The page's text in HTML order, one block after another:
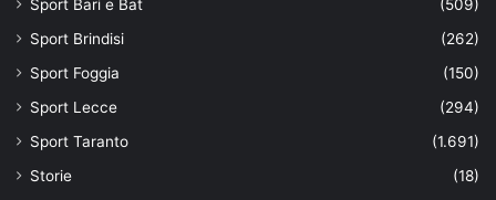
Sport Bari e Bat
(509)
Sport Brindisi
(262)
Sport Foggia
(150)
Sport Lecce
(294)
Sport Taranto
(1.691)
Storie
(18)